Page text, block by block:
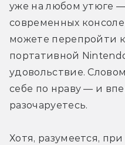
уже на любом утюге
современных
можете перепройти
портативной
удовольствие.
себе по нраву — и
разочаруетесь.
Хотя, разумеется,